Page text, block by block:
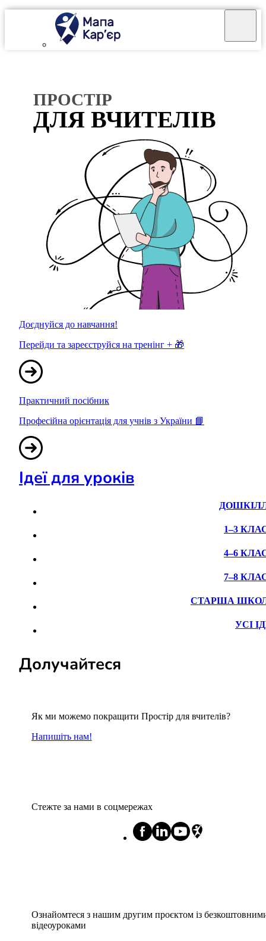
ПРОСТІР
ДЛЯ ВЧИТЕЛІВ
Доєднуйся до навчання!
Перейди та зареєструйся на тренінг + 🎁
Практичний посібник
Професійна орієнтація для учнів з України 📘
Ідеї для уроків
1–3
4–6
7–8
СТАРША
УСІ
Долучайтеся
Як ми можемо покращити Простір для вчителів?
Напишіть нам!
Стежте за нами в соцмережах
Ознайомтеся з нашим другим проєктом із
відеоуроками